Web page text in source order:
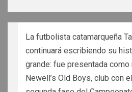
La futbolista catamarqueña
continuará escribiendo su
grande: fue presentada como
Newell’s Old Boys, club con